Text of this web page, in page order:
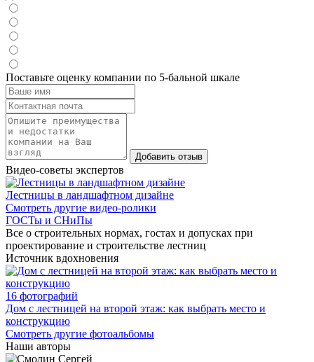
Поставьте оценку компании по 5-бальной шкале
Видео-советы экспертов
Лестницы в ландшафтном дизайне
Смотреть другие видео-ролики
ГОСТы и СНиПы
Все о строительных нормах, гостах и допусках при
проектирование и строительстве лестниц
Источник вдохновения
16 фотографий
Дом с лестницей на второй этаж: как выбрать место и
конструкцию
Смотреть другие фотоальбомы
Наши авторы